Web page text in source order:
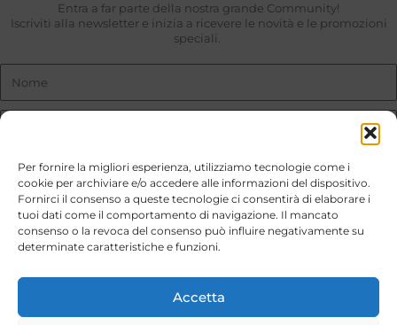
Per fornire la migliori esperienza, utilizziamo tecnologie come i
cookie per archiviare e/o accedere alle informazioni del dispositivo.
Fornirci il consenso a queste tecnologie ci consentirà di elaborare i
tuoi dati come il comportamento di navigazione. Il mancato
consenso o la revoca del consenso può influire negativamente su
determinate caratteristiche e funzioni.
Accetta
Entra a far parte della nostra grande Community!
Iscriviti alla newsletter e inizia a ricevere le novità e le promozioni
speciali.
Ho preso visione di quanto descritto nellaPrivacy Policy
ISCRIVIMI
Stili di Vita © 2026. Tutti i diritti riservati